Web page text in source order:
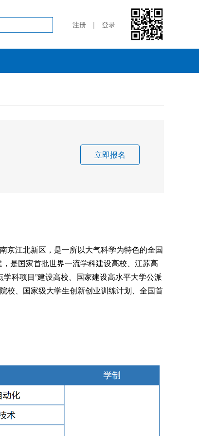
注册 | 登录
立即报名
京江北新区，是一所以大气科学为特色的全国
是国家首批世界一流学科建设高校、江苏高
科项目”建设高校、国家建设高水平大学公派
校、国家级大学生创新创业训练计划、全国首